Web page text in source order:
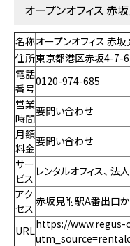
オープンオフィス 赤
名称オープンオフィス 赤
住所東京都港区赤坂4-7-
電話
番号
0120-974-685
営業
時間
要問い合わせ
月額
料金
要問い合わせ
サー
ビス
レンタルオフィス、 法
アク
セス
赤坂見附駅A番出口
URLhttps://www.regus-